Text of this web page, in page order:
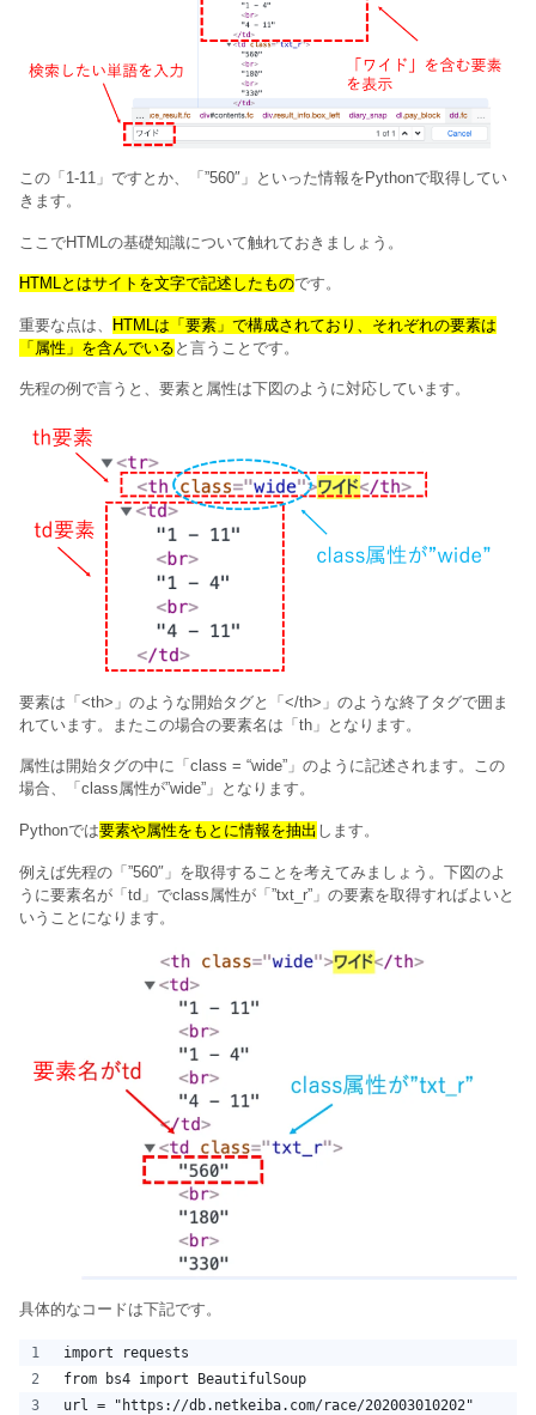
この「1-11」ですとか、「”560″」といった情報をPythonで取得してい
きます。
ここでHTMLの基礎知識について触れておきましょう。
HTMLとはサイトを文字で記述したものです。
重要な点は、
HTMLは「要素」で構成されており、それぞれの要素は
「属性」を含んでいる と言うことです。
先程の例で言うと、要素と属性は下図のように対応しています。
要素は「<th>」のような開始タグと「</th>」のような終了タグで囲ま
れています。またこの場合の要素名は「th」となります。
属性は開始タグの中に「class = “wide”」のように記述されます。この
場合、「class属性が”wide”」となります。
Pythonでは要素や属性をもとに情報を抽出 します。
例えば先程の「”560″」を取得することを考えてみましょう。下図のよ
うに要素名が「td」でclass属性が「”txt_r”」の要素を取得すればよいと
いうことになります。
具体的なコードは下記です。
import requests
from bs4 import BeautifulSoup
url = "https://db.netkeiba.com/race/202003010202"